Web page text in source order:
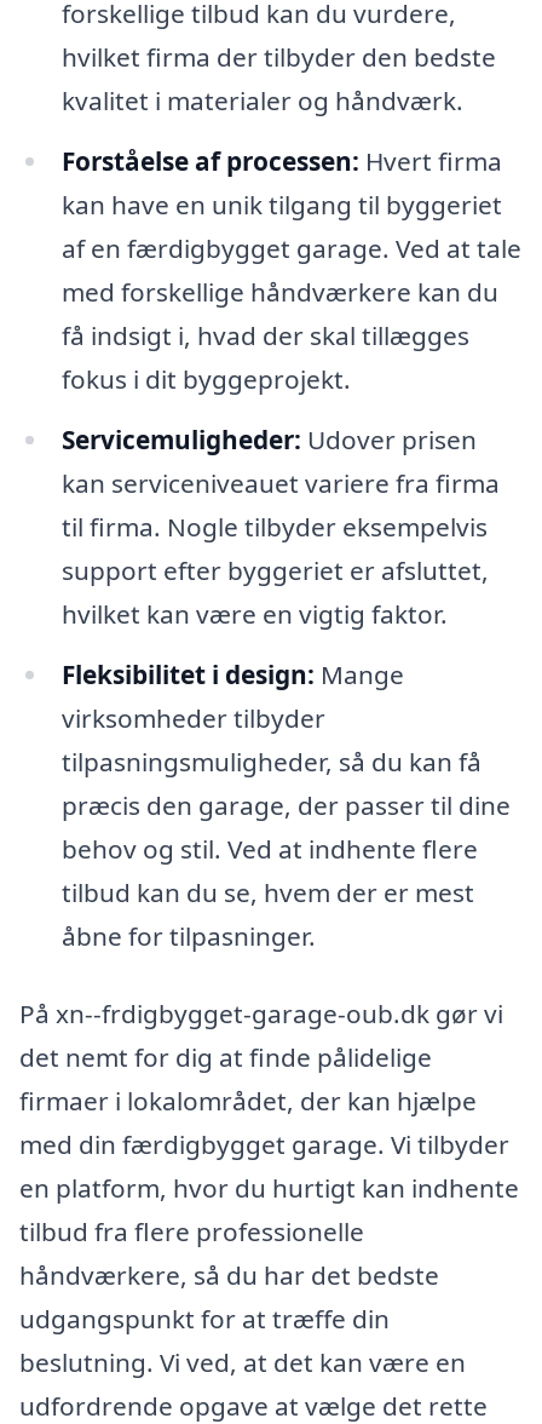
forskellige tilbud kan du vurdere,
hvilket firma der tilbyder den bedste
kvalitet i materialer og håndværk.
Forståelse af processen: Hvert firma
kan have en unik tilgang til byggeriet
af en færdigbygget garage. Ved at tale
med forskellige håndværkere kan du
få indsigt i, hvad der skal tillægges
fokus i dit byggeprojekt.
Servicemuligheder: Udover prisen
kan serviceniveauet variere fra firma
til firma. Nogle tilbyder eksempelvis
support efter byggeriet er afsluttet,
hvilket kan være en vigtig faktor.
Fleksibilitet i design: Mange
virksomheder tilbyder
tilpasningsmuligheder, så du kan få
præcis den garage, der passer til dine
behov og stil. Ved at indhente flere
tilbud kan du se, hvem der er mest
åbne for tilpasninger.
På xn--frdigbygget-garage-oub.dk gør vi
det nemt for dig at finde pålidelige
firmaer i lokalområdet, der kan hjælpe
med din færdigbygget garage. Vi tilbyder
en platform, hvor du hurtigt kan indhente
tilbud fra flere professionelle
håndværkere, så du har det bedste
udgangspunkt for at træffe din
beslutning. Vi ved, at det kan være en
udfordrende opgave at vælge det rette